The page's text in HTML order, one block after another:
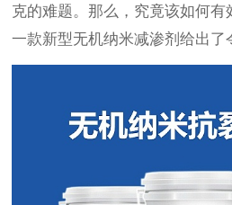
克的难题。那么，究竟该如何有
一款新型无机纳米减渗剂给出了